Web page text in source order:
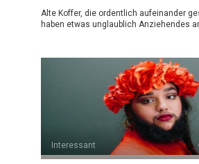
Alte Koffer, die ordentlich aufeinander
haben etwas unglaublich Anziehendes
Interessant